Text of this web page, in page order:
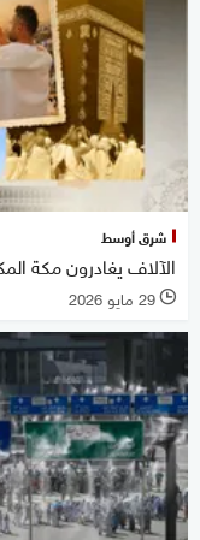
شرق أوسط
الآلاف يغادرون مكة
l 29 مايو 2026